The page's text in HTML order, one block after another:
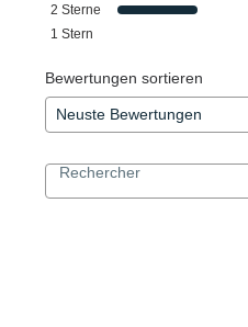
2 Sterne
1 Stern
Bewertungen sortieren